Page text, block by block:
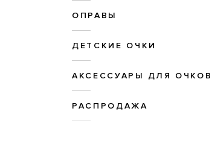
ОПРАВЫ
ДЕТСКИЕ ОЧКИ
АКСЕССУАРЫ ДЛЯ ОЧКОВ
РАСПРОДАЖА